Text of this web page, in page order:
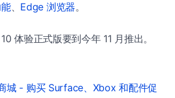
、 Edge 浏览器。
体验正式版要到今年 11 月推出。
城 - 购买 Surface、Xbox 和配件促